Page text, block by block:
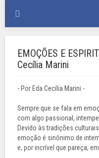
EMOÇÕES E
Cecília Marini
- Por Eda Cecília Marini -
Sempre que se fala em
com algo passional,
Devido às tradições
emoção é sinônimo de
e, por incrível que pareça,